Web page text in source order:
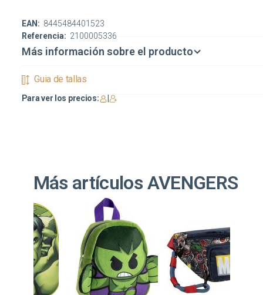
Referencia: 2100005336
EAN: 8445484401523
Más información sobre el producto
Guia de tallas
Para ver los precios:
Más artículos AVENGERS